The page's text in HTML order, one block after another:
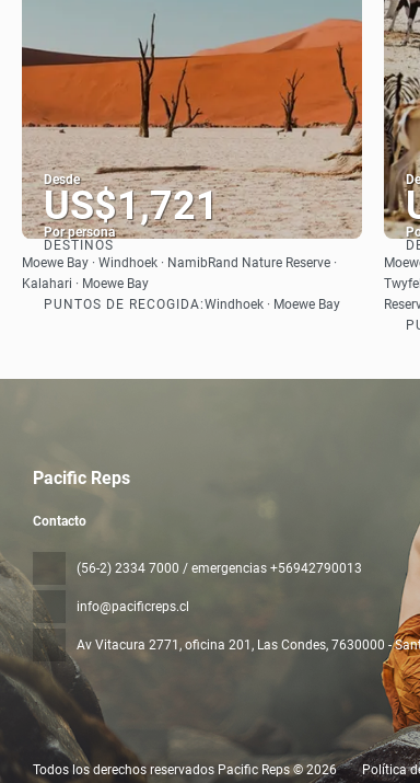
Desde
US$1,721
Por persona
Ver
DESTINOS
Moewe Bay · Windhoek · NamibRand Nature Reserve ·
Kalahari · Moewe Bay
PUNTOS DE RECOGIDA:Windhoek · Moewe Bay
Pacific Reps
Contacto
(56-2) 2334 7000 / emergencias +56942790013
info@pacificreps.cl
Av Vitacura 2771, oficina 201, Las Condes, 7630000 -
Todos los derechos reservados Pacific Reps © 2026 Política